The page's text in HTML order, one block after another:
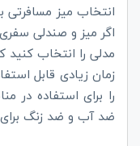
انتخاب میز مسافرتی
اگر میز و صندلی
مدلی را انتخاب
زمان زیادی قابل
را برای استفاده در
ضد آب و ضد زنگ